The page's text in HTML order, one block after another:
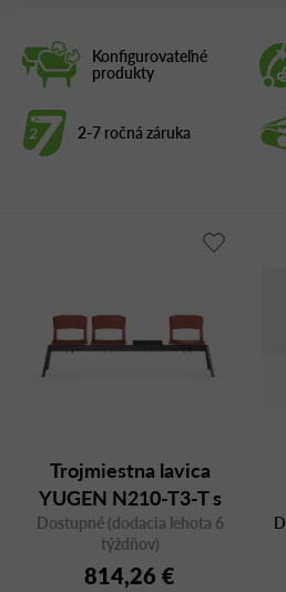
Konfigurovateľné
produkty
2-7 ročná záruka
Trojmiestna lavica
YUGEN N210-T3-T s
odkladacím stolíkom
Dostupné (dodacia lehota 6
týždňov)
814,26 €